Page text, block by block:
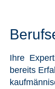
Ihre
bereits